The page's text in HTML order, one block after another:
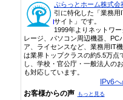
ぷらっとホーム株式会
引に特化した「業務
サイト」です。
1999年よりネットワ
レージ、パソコン周辺機器、PC
ア、ライセンスなど、業務用IT
は業界トップクラスの約5.5万点
し、学校・官公庁・一般法人の
も対応しています。
IPv6
お客様からの声 もっと見る